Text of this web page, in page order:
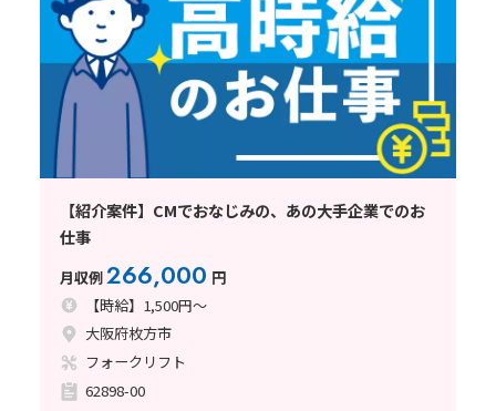
【紹介案件】CMでおなじみの、あの大手企業でのお
仕事
月収例266,000 円
【時給】1,500円～
大阪府枚方市
フォークリフト
62898-00